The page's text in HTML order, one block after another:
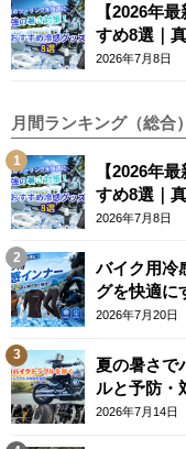
【2026年
すめ8選｜
テム
2026年7月8日
月間ランキング（総合）
【2026年
すめ8選｜
テム
2026年7月8日
バイク用冷
グを快適に
2026年7月20日
夏の暑さで
ルと予防・
2026年7月14日